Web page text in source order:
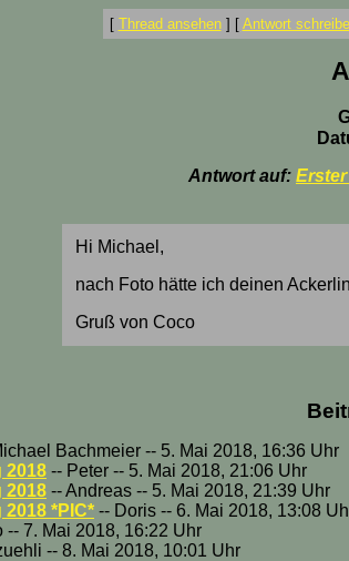
[ Thread ansehen] [ Antwort
Antwort auf:
Hi Michael,
nach Foto hätte ich deinen
Gruß von Coco
Bachmeier -- 5. Mai 2018, 16:36 Uhr
2018 -- Peter -- 5. Mai 2018, 21:06 Uhr
2018 -- Andreas -- 5. Mai 2018, 21:39 Uhr
*PIC* -- Doris -- 6. Mai 2018, 13:08
-- 7. Mai 2018, 16:22 Uhr
-- 8. Mai 2018, 10:01 Uhr